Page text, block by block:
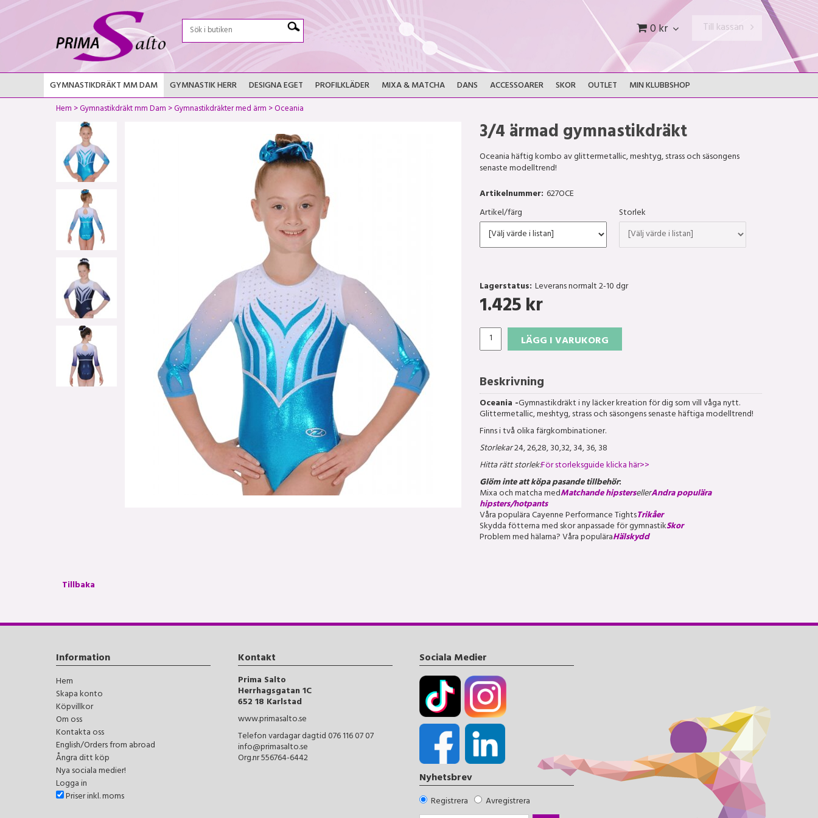
0 kr Till kassan
GYMNASTIKDRÄKT MM DAM GYMNASTIK HERR DESIGNA EGET PROFILKLÄDER MIXA & MATCHA DANS ACCESSOARER SKOR OUTLET MIN KLUBBSHOP
Hem >Gymnastikdräkt mm Dam >Gymnastikdräkter med ärm >Oceania
3/4 ärmad gymnastikdräkt
Oceania häftig kombo av glittermetallic, meshtyg, strass och säsongens
senaste modelltrend!
Artikelnummer: 627OCE
Artikel/färg
Storlek
Lagerstatus: Leverans normalt 2-10 dgr
1.425kr
LÄGG I VARUKORG
Beskrivning
Oceania -Gymnastikdräkt i ny läcker kreation för dig som vill våga nytt.
Glittermetallic, meshtyg, strass och säsongens senaste häftiga modelltrend!
Finns i två olika färgkombinationer.
Storlekar24, 26,28, 30,32, 34, 36, 38
Hitta rätt storlek:För storleksguide klicka här>>
Glöm inte att köpa pasande tillbehör:
Mixa och matcha medMatchande hipstersellerAndra populära
hipsters/hotpants
Våra populära Cayenne Performance TightsTrikåer
Skydda fötterna med skor anpassade för gymnastikSkor
Problem med hälarna? Våra populäraHälskydd
Tillbaka
Information
Hem
Skapa konto
Köpvillkor
Om oss
Kontakta oss
English/Orders from abroad
Ångra ditt köp
Nya sociala medier!
Logga in
Priser inkl. moms
Kontakt
Prima Salto
Herrhagsgatan 1C
652 18 Karlstad
www.primasalto.se
Telefon vardagar dagtid 076 116 07 07
info@primasalto.se
Org.nr 556764-6442
Sociala Medier
Nyhetsbrev
Registrera
Avregistrera